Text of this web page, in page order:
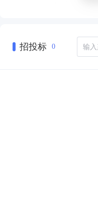
招投标 0